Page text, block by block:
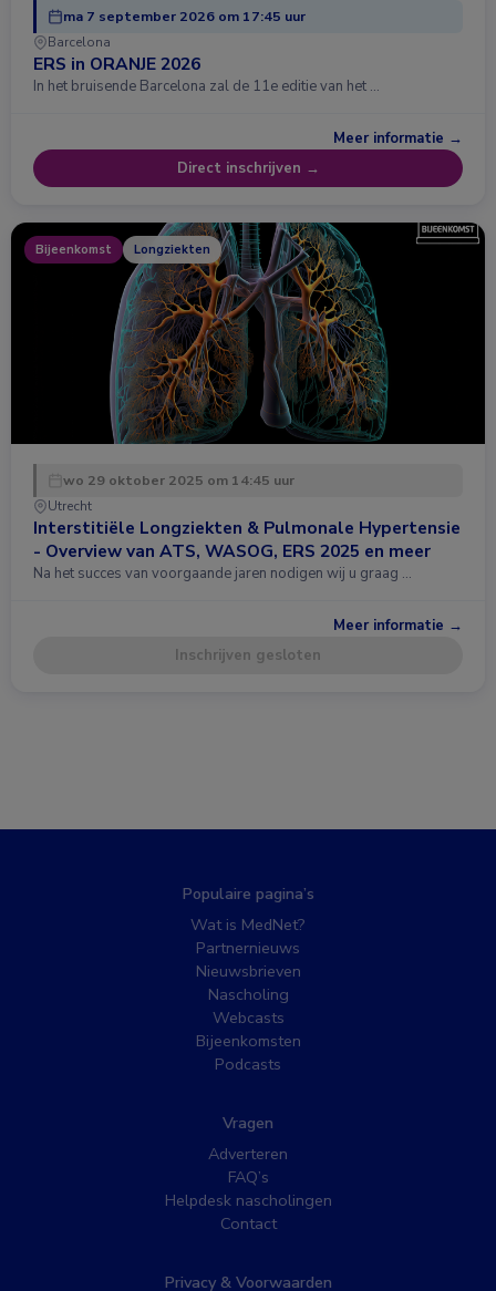
ma 7 september 2026 om 17:45 uur
Barcelona
ERS in ORANJE 2026
In het bruisende Barcelona zal de 11e editie van het …
Meer informatie →
Direct inschrijven →
Bijeenkomst Longziekten
wo 29 oktober 2025 om 14:45 uur
Utrecht
Interstitiële Longziekten & Pulmonale Hypertensie
- Overview van ATS, WASOG, ERS 2025 en meer
Na het succes van voorgaande jaren nodigen wij u graag …
Meer informatie →
Inschrijven gesloten
Populaire pagina’s
Wat is MedNet?
Partnernieuws
Nieuwsbrieven
Nascholing
Webcasts
Bijeenkomsten
Podcasts
Vragen
Adverteren
FAQ’s
Helpdesk nascholingen
Contact
Privacy & Voorwaarden